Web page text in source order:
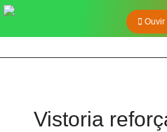
Ouvir
Vistoria